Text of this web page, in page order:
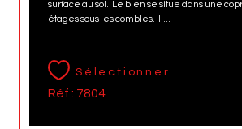
surface au sol. Le bien se situe dans une
étages sous les combles. Il...
Sélectionner
Réf : 7804